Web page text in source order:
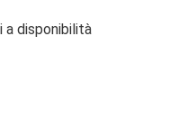
a disponibilità